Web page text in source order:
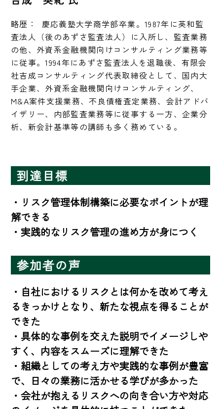
略歴：  慶応義塾大学商学部卒業。1987年に英和監
査法人（後のあずさ監査法人）に入所し、監査業務
の他、外資系金融機関向けコンサルティング業務等
に従事。1994年にあずさ監査法人を退職後、有限会
社吉成コンサルティング代表取締役として、国内大
手企業、外資系金融機関向けコンサルティング、
M&A案件支援業務、不良債権査定業務、会計アドバ
イザリー、内部監査業務等に従事する一方、企業分
析、新会計基準等の講師も多く務めている。
到達目標
・リスク管理体制構築に必要なポイントが理
解できる
・実践的なリスク管理の進め方が身につく
参加者の声
・自社におけるリスクとは何かを改めて考え
るきっかけとなり、新たな視点を得ることが
できた
・具体的な事例を交えた説明でイメージしや
すく、内容をスムーズに理解できた
・組織としての考え方や実践的な事例が豊富
で、日々の業務に活かせる学びが多かった
・会社が抱えるリスクへの向き合い方や対応